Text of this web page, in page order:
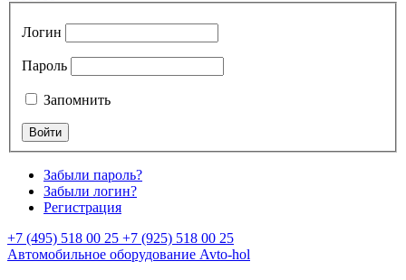
Логин
Пароль
Запомнить
Забыли пароль?
Забыли логин?
Регистрация
+7 (495) 518 00 25 +7 (925) 518 00 25
Автомобильное оборудование Avto-hol